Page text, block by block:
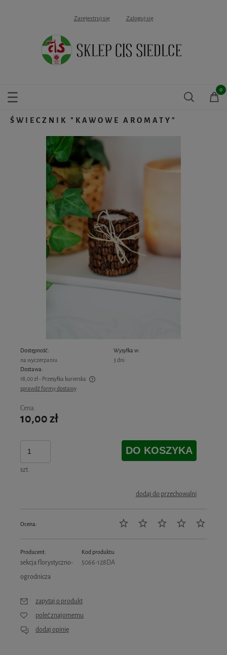
Zarejestruj się Zaloguj się
ŚWIECZNIK "KAWOWE AROMATY"
Dostępność:
na wyczerpaniu
Wysyłka w:
3 dni
Dostawa:
18,00 zł - Przesyłka kurierska
Cena nie zawiera ewentualnych kosztów płatności
sprawdź formy dostawy
Cena:
10,00 zł
szt.
DO KOSZYKA
dodaj do przechowalni
Ocena:
Producent:
sekcja florystyczno-
ogrodnicza
Kod produktu:
5066-128DA
zapytaj o produkt
poleć znajomemu
dodaj opinię